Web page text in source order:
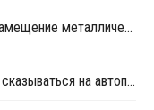
В автопроме продолжается активное замещение металлических компонентов конструкционными полимерами
Проблемы топливного рынка начинают сказываться на автоперевозках